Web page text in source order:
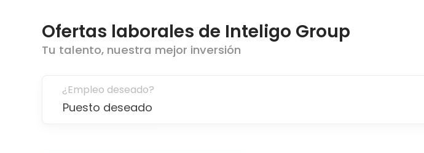
Ofertas laborales de Inteligo Group
Tu talento, nuestra mejor inversión
¿Empleo deseado?